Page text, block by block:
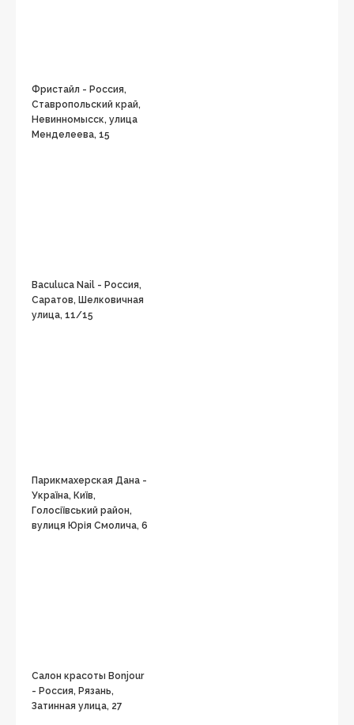
Фристайл - Россия,
Ставропольский край,
Невинномысск, улица
Менделеева, 15
Baculuca Nail - Россия,
Саратов, Шелковичная
улица, 11/15
Парикмахерская Дана -
Україна, Київ,
Голосіївський район,
вулиця Юрія Смолича, 6
Салон красоты Bonjour
- Россия, Рязань,
Затинная улица, 27